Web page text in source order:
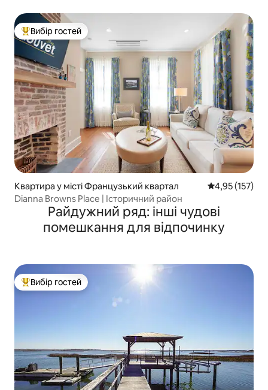
Топ вибір гостей
Вибір гостей
Квартира у місті Французький квартал Середня
4,95 (157)
Dianna Browns Place | Історичний район
Райдужний ряд: інші чудові
помешкання для відпочинку
Топ вибір гостей
Вибір гостей